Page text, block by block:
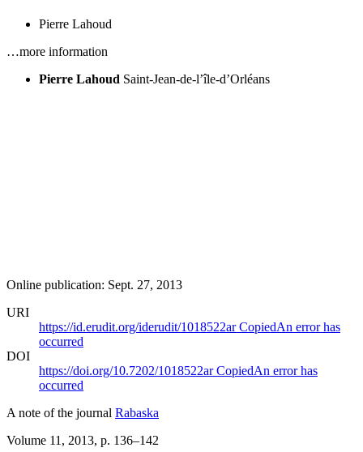
Pierre Lahoud
…more information
Pierre Lahoud Saint-Jean-de-l’île-d’Orléans
Online publication: Sept. 27, 2013
URI
https://id.erudit.org/iderudit/1018522arCopiedAn error has
occurred
DOI
https://doi.org/10.7202/1018522arCopiedAn error has
occurred
A note of the journal Rabaska
Volume 11, 2013, p. 136–142